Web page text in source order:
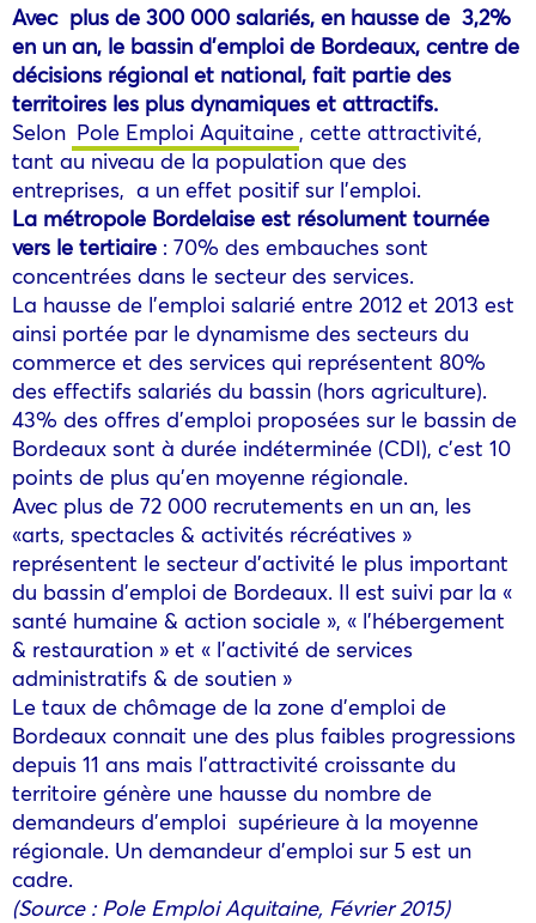
Avec plus de 300 000 salariés, en hausse de 3,2%
en un an, le bassin d’emploi de Bordeaux, centre de
décisions régional et national, fait partie des
territoires les plus dynamiques et attractifs.
Selon Pole Emploi Aquitaine , cette attractivité,
tant au niveau de la population que des
entreprises, a un effet positif sur l’emploi.
La métropole Bordelaise est résolument tournée
vers le tertiaire : 70% des embauches sont
concentrées dans le secteur des services.
La hausse de l’emploi salarié entre 2012 et 2013 est
ainsi portée par le dynamisme des secteurs du
commerce et des services qui représentent 80%
des effectifs salariés du bassin (hors agriculture).
43% des offres d’emploi proposées sur le bassin de
Bordeaux sont à durée indéterminée (CDI), c’est 10
points de plus qu’en moyenne régionale.
Avec plus de 72 000 recrutements en un an, les
«arts, spectacles & activités récréatives »
représentent le secteur d’activité le plus important
du bassin d’emploi de Bordeaux. Il est suivi par la «
santé humaine & action sociale », « l’hébergement
& restauration » et « l’activité de services
administratifs & de soutien »
Le taux de chômage de la zone d’emploi de
Bordeaux connait une des plus faibles progressions
depuis 11 ans mais l’attractivité croissante du
territoire génère une hausse du nombre de
demandeurs d’emploi supérieure à la moyenne
régionale. Un demandeur d’emploi sur 5 est un
cadre.
(Source : Pole Emploi Aquitaine, Février 2015)